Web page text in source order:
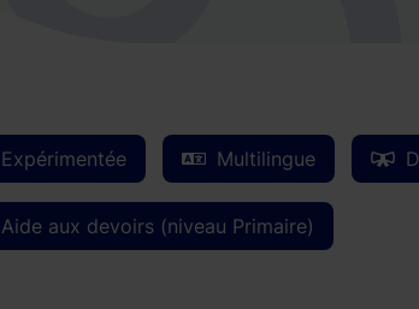
Expérimentée Multilingue
Aide aux devoirs (niveau Primaire)